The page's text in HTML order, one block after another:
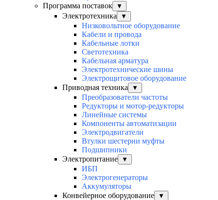
Программа поставок
▼
Электротехника ▼
Низковольтное оборудование
Кабели и провода
Кабельные лотки
Светотехника
Кабельная арматура
Электротехнические шины
Электрощитовое оборудование
Приводная техника
▼
Преобразователи частоты
Редукторы и мотор-редукторы
Линейные системы
Компоненты автоматизации
Электродвигатели
Втулки шестерни муфты
Подшипники
Электропитание
▼
ИБП
Электрогенераторы
Аккумуляторы
Конвейерное оборудование
▼